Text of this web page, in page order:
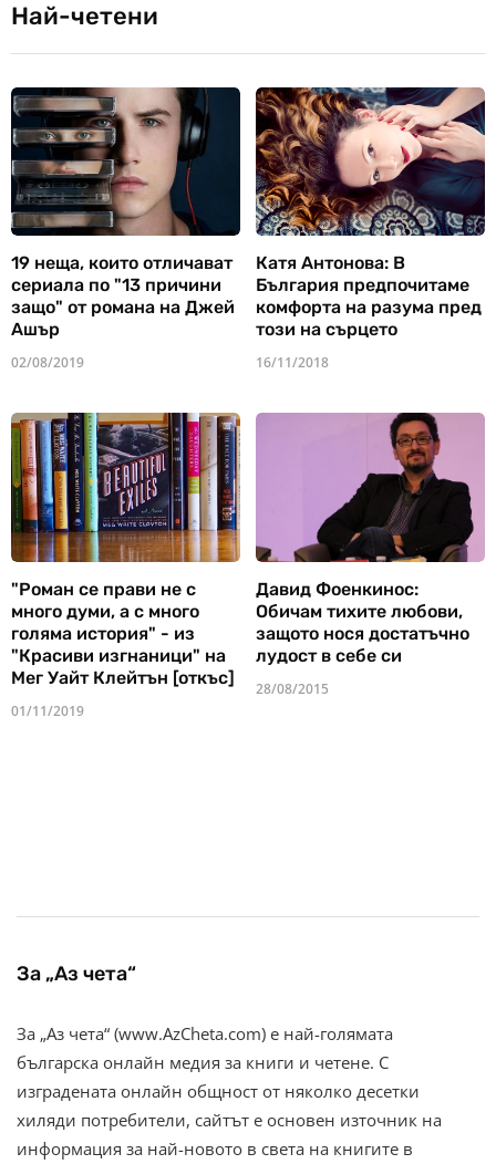
Най-четени
19 неща, които отличават
сериала по "13 причини
защо" от романа на Джей
Ашър
02/08/2019
Катя Антонова: В
България предпочитаме
комфорта на разума пред
този на сърцето
16/11/2018
"Роман се прави не с
много думи, а с много
голяма история" - из
"Красиви изгнаници" на
Мег Уайт Клейтън [откъс]
01/11/2019
Давид Фоенкинос:
Обичам тихите любови,
защото нося достатъчно
лудост в себе си
28/08/2015
За „Аз чета“
За „Аз чета“ (www.AzCheta.com) е най-голямата
българска онлайн медия за книги и четене. С
изградената онлайн общност от няколко десетки
хиляди потребители, сайтът е основен източник на
информация за най-новото в света на книгите в